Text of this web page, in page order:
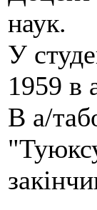
наук.
У
1959 в
В а/